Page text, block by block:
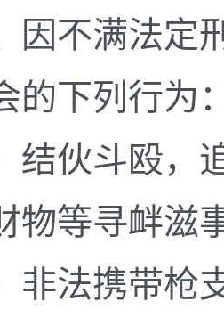
因不满法定
的下列行为
伙斗殴，追
物等寻衅滋
法携带枪支